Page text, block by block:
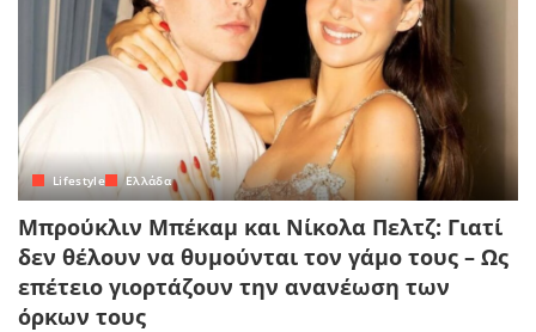
Lifestyle Ελλάδα
Μπρούκλιν Μπέκαμ και Νίκολα Πελτζ: Γιατί
δεν θέλουν να θυμούνται τον γάμο τους – Ως
επέτειο γιορτάζουν την ανανέωση των
όρκων τους